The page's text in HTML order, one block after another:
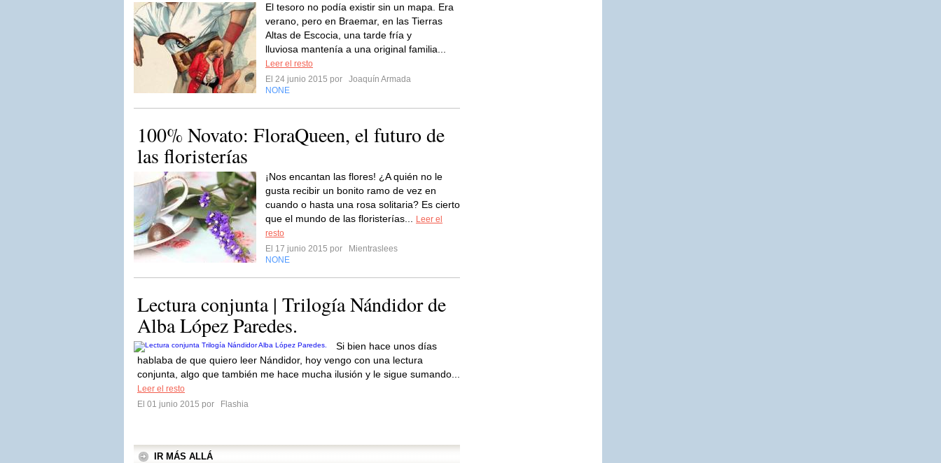
El tesoro no podía existir sin un mapa. Era
verano, pero en Braemar, en las Tierras
Altas de Escocia, una tarde fría y
lluviosa mantenía a una original familia...
Leer el resto
El 24 junio 2015 por
Joaquín Armada
NONE
100% Novato: FloraQueen, el futuro de
las floristerías
¡Nos encantan las flores! ¿A quién no le
gusta recibir un bonito ramo de vez en
cuando o hasta una rosa solitaria? Es cierto
que el mundo de las floristerías...
Leer el
resto
El 17 junio 2015 por
Mientraslees
NONE
Lectura conjunta | Trilogía Nándidor de
Alba López Paredes.
Si bien hace unos días
hablaba de que quiero leer Nándidor, hoy vengo con una lectura
conjunta, algo que también me hace mucha ilusión y le sigue sumando...
Leer el resto
El 01 junio 2015 por
Flashia
IR MÁS ALLÁ